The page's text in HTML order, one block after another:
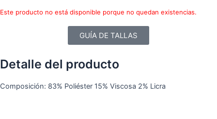
Este producto no está disponible porque no quedan existencias.
GUÍA DE TALLAS
Detalle del producto
Composición: 83% Poliéster 15% Viscosa 2% Licra